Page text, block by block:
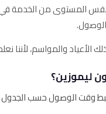
نفس المستوى من الخدمة
ليموزين؟
وقت الوصول حسب الجدول